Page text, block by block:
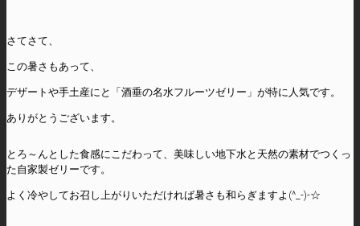
さてさて、
この暑さもあって、
デザートや手土産にと「酒垂の名水フルーツゼリー」が特に人気です。
ありがとうございます。
とろ～んとした食感にこだわって、美味しい地下水と天然の素材でつくっ
た自家製ゼリーです。
よく冷やしてお召し上がりいただければ暑さも和らぎますよ(^_-)-☆